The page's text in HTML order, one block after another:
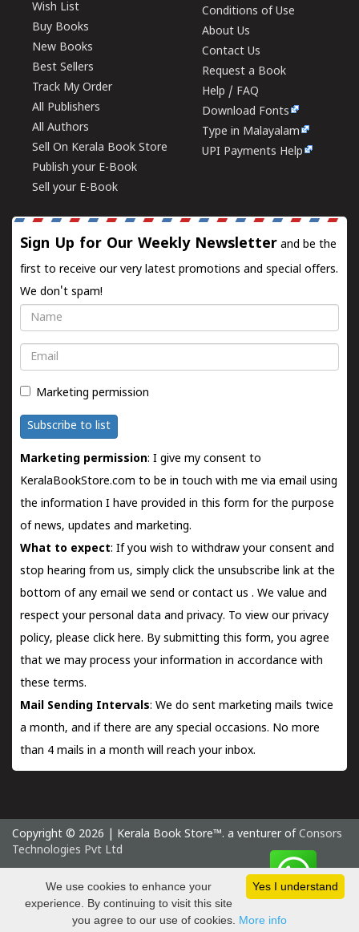
Wish List
Buy Books
New Books
Best Sellers
Track My Order
All Publishers
All Authors
Sell On Kerala Book Store
Publish your E-Book
Sell your E-Book
Conditions of Use
About Us
Contact Us
Request a Book
Help / FAQ
Download Fonts
Type in Malayalam
UPI Payments Help
Sign Up for Our Weekly Newsletter and be the
first to receive our very latest promotions and special offers.
We don't spam!
Name
Email
Marketing permission
Subscribe to list
Marketing permission: I give my consent to
KeralaBookStore.com to be in touch with me via email using
the information I have provided in this form for the purpose
of news, updates and marketing.
What to expect: If you wish to withdraw your consent and
stop hearing from us, simply click the unsubscribe link at the
bottom of any email we send orcontact us . We value and
respect your personal data and privacy. To view our privacy
policy, please click here. By submitting this form, you agree
that we may process your information in accordance with
these terms.
Mail Sending Intervals: We do sent marketing mails twice
a month, and if there are any special occasions. No more
than 4 mails in a month will reach your inbox.
Copyright © 2026 | Kerala Book Store™. a venturer of Consors
Technologies Pvt Ltd
Friday 7 August, 2026 IST
Yes I understand
We use cookies to enhance your
experience. By continuing to visit this site
you agree to our use of cookies. More info